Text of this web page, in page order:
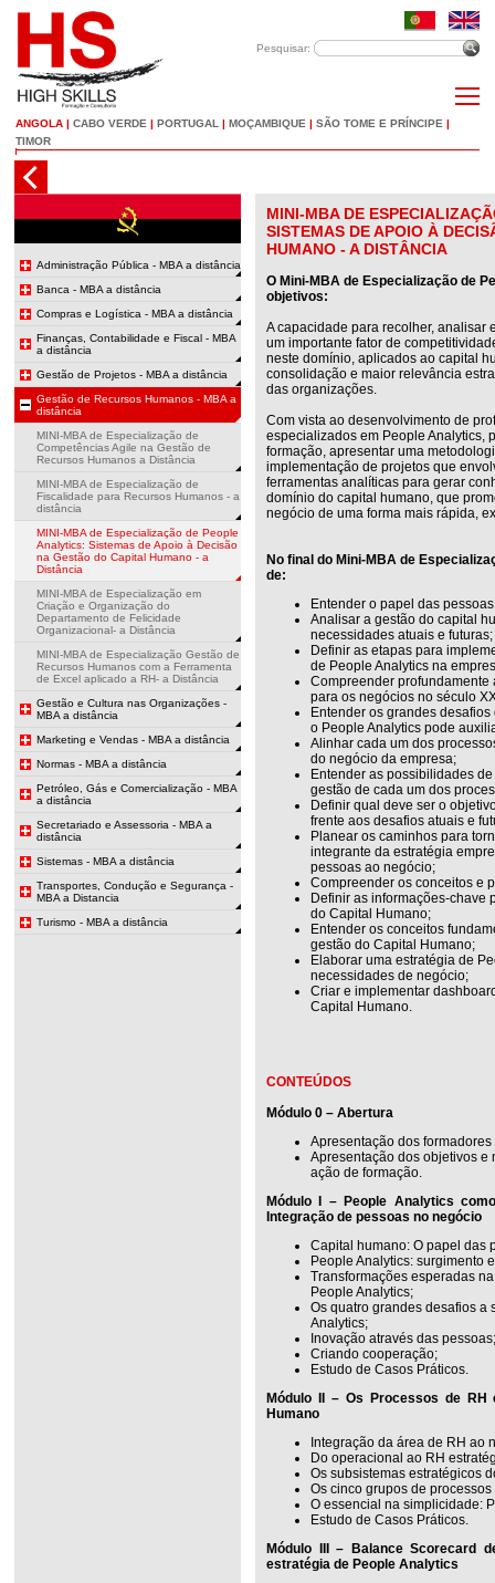
Pesquisar:
ANGOLA | CABO VERDE | PORTUGAL | MOÇAMBIQUE | SÃO TOME E PRÍNCIPE |
TIMOR
Administração Pública - MBA a distância
Banca - MBA a distância
Compras e Logística - MBA a distância
Finanças, Contabilidade e Fiscal - MBA
a distância
Gestão de Projetos - MBA a distância
Gestão de Recursos Humanos - MBA a
distância
MINI-MBA de Especialização de
Competências Agile na Gestão de
Recursos Humanos a Distância
MINI-MBA de Especialização de
Fiscalidade para Recursos Humanos - a
distância
MINI-MBA de Especialização de People
Analytics: Sistemas de Apoio à Decisão
na Gestão do Capital Humano - a
Distância
MINI-MBA de Especialização em
Criação e Organização do
Departamento de Felicidade
Organizacional- a Distância
MINI-MBA de Especialização Gestão de
Recursos Humanos com a Ferramenta
de Excel aplicado a RH- a Distância
Gestão e Cultura nas Organizações -
MBA a distância
Marketing e Vendas - MBA a distância
Normas - MBA a distância
Petróleo, Gás e Comercialização - MBA
a distância
Secretariado e Assessoria - MBA a
distância
Sistemas - MBA a distância
Transportes, Condução e Segurança -
MBA a Distancia
Turismo - MBA a distância
MINI-MBA DE
SISTEMAS DE APOIO À
HUMANO - A DISTÂNCIA
O Mini-MBA de Especialização de
objetivos:
A capacidade para recolher, analisar
um importante fator de
neste domínio, aplicados ao capital
consolidação e maior relevância
das organizações.
Com vista ao desenvolvimento de
especializados em People Analytics,
formação, apresentar uma
implementação de projetos que
ferramentas analíticas para gerar
domínio do capital humano, que
negócio de uma forma mais rápida,
No final do Mini-MBA de
de:
Entender o papel das
Analisar a gestão do capital
necessidades atuais e futuras;
Definir as etapas para
de People Analytics na
Compreender
para os negócios no século
Entender os grandes
o People Analytics pode
Alinhar cada um dos
do negócio da empresa;
Entender as possibilidades
gestão de cada um dos
Definir qual deve ser o
frente aos desafios atuais e
Planear os caminhos para
integrante da estratégia
pessoas ao negócio;
Compreender os conceitos e
Definir as informações-chave
do Capital Humano;
Entender os conceitos
gestão do Capital Humano;
Elaborar uma estratégia de
necessidades de negócio;
Criar e implementar
Capital Humano.
CONTEÚDOS
Módulo 0 – Abertura
Apresentação dos
Apresentação dos objetivos
ação de formação.
Módulo I – People Analytics
Integração de pessoas no negócio
Capital humano: O papel das
People Analytics: surgimento
Transformações esperadas
People Analytics;
Os quatro grandes desafios a
Analytics;
Inovação através das pessoas;
Criando cooperação;
Estudo de Casos Práticos.
Módulo II – Os Processos de
Humano
Integração da área de RH ao
Do operacional ao RH
Os subsistemas estratégicos
Os cinco grupos de processos
O essencial na simplicidade:
Estudo de Casos Práticos.
Módulo III – Balance Scorecard
estratégia de People Analytics